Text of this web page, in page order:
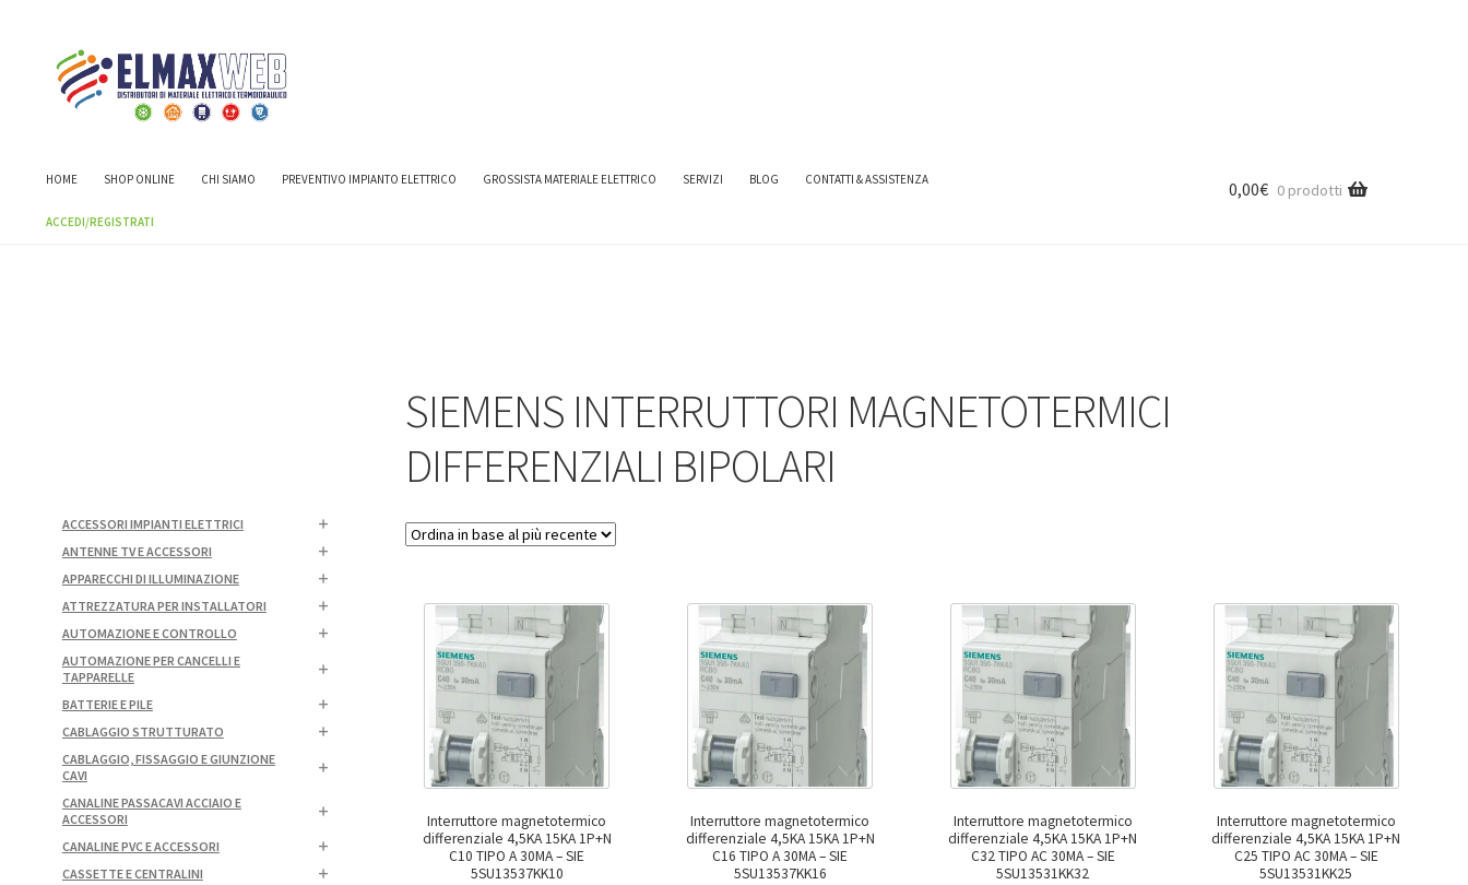
HOME SHOP ONLINE CHI SIAMO PREVENTIVO IMPIANTO ELETTRICO GROSSISTA MATERIALE ELETTRICO SERVIZI BLOG CONTATTI & ASSISTENZA
ACCEDI/REGISTRATI
0,00€ 0 prodotti
Home Shop MAGNETOTERMICI E DIFFERENZIALI
SIEMENS INTERRUTTORI MAGNETOTERMICI
DIFFERENZIALI BIPOLARI
Interruttore magnetotermico
differenziale 4,5KA 15KA 1P+N
C10 TIPO A 30MA – SIE
5SU13537KK10
Interruttore magnetotermico
differenziale 4,5KA 15KA 1P+N
C16 TIPO A 30MA – SIE
5SU13537KK16
Interruttore magnetotermico
differenziale 4,5KA 15KA 1P+N
C32 TIPO AC 30MA – SIE
5SU13531KK32
Interruttore magnetotermico
differenziale 4,5KA 15KA 1P+N
C25 TIPO AC 30MA – SIE
5SU13531KK25
ACCESSORI IMPIANTI ELETTRICI
ANTENNE TV E ACCESSORI
APPARECCHI DI ILLUMINAZIONE
ATTREZZATURA PER INSTALLATORI
AUTOMAZIONE E CONTROLLO
AUTOMAZIONE PER CANCELLI E
TAPPARELLE
BATTERIE E PILE
CABLAGGIO STRUTTURATO
CABLAGGIO, FISSAGGIO E GIUNZIONE
CAVI
CANALINE PASSACAVI ACCIAIO E
ACCESSORI
CANALINE PVC E ACCESSORI
CASSETTE E CENTRALINI